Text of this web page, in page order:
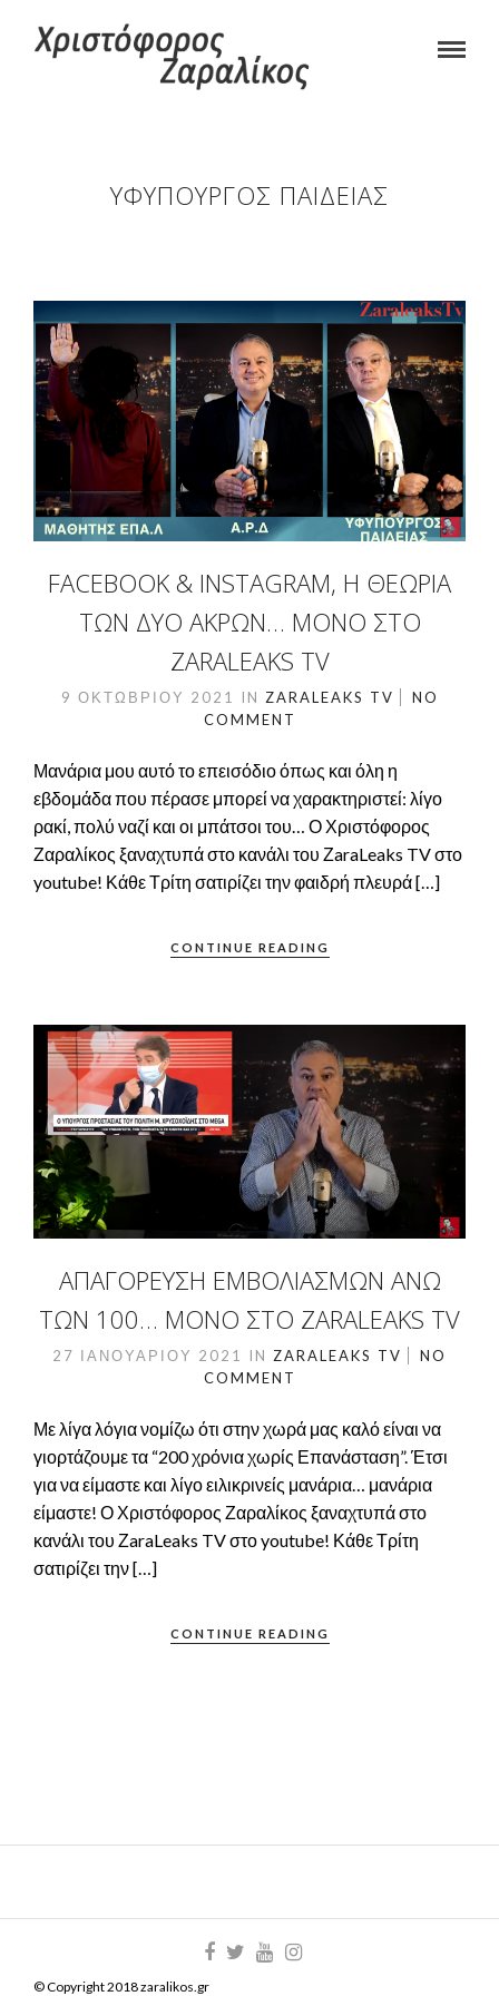
ΥΦΥΠΟΥΡΓΌΣ ΠΑΙΔΕΊΑΣ
FACEBOOK & INSTAGRAM, Η ΘΕΩΡΊΑ
ΤΩΝ ΔΎΟ ΆΚΡΩΝ… ΜΌΝΟ ΣΤΟ
ZARALEAKS TV
9 ΟΚΤΩΒΡΊΟΥ 2021 IN ZARALEAKS TV
NO
COMMENT
Μανάρια μου αυτό το επεισόδιο όπως και όλη η
εβδομάδα που πέρασε μπορεί να χαρακτηριστεί: λίγο
ρακί, πολύ ναζί και οι μπάτσοι του… Ο Χριστόφορος
Ζαραλίκος ξαναχτυπά στο κανάλι του ΖaraLeaks TV στο
youtube! Κάθε Τρίτη σατιρίζει την φαιδρή πλευρά […]
CONTINUE READING
ΑΠΑΓΟΡΕΥΣΗ ΕΜΒΟΛΙΑΣΜΩΝ ΑΝΩ
ΤΩΝ 100… ΜΌΝΟ ΣΤΟ ZARALEAKS TV
27 ΙΑΝΟΥΑΡΊΟΥ 2021 IN ZARALEAKS TV
NO
COMMENT
Με λίγα λόγια νομίζω ότι στην χωρά μας καλό είναι να
γιορτάζουμε τα “200 χρόνια χωρίς Επανάσταση”. Έτσι
για να είμαστε και λίγο ειλικρινείς μανάρια… μανάρια
είμαστε! Ο Χριστόφορος Ζαραλίκος ξαναχτυπά στο
κανάλι του ΖaraLeaks TV στο youtube! Κάθε Τρίτη
σατιρίζει την […]
CONTINUE READING
© Copyright 2018 zaralikos.gr